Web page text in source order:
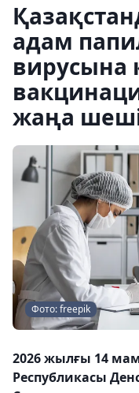
адам
вирусына
жаңа
Фото: freepik
2026 жылғы 14
Республикасы